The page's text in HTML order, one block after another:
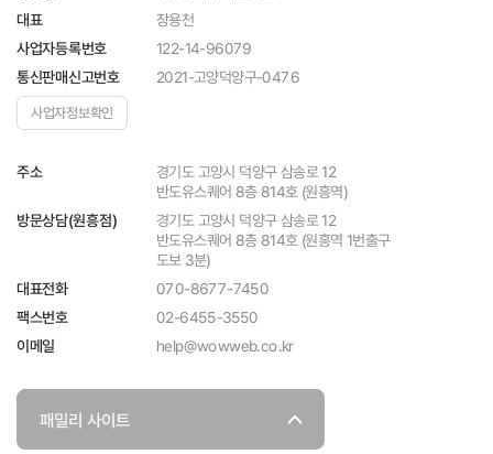
대표 장용천
사업자등록번호 122-14-96079
통신판매신고번호 2021-고양덕양구-0476
사업자정보확인
주소 경기도 고양시 덕양구 삼송로 12
반도유스퀘어 8층 814호 (원흥역)
방문상담(원흥점) 경기도 고양시 덕양구 삼송로 12
반도유스퀘어 8층 814호 (원흥역 1번출구
도보 3분)
대표전화 070-8677-7450
팩스번호 02-6455-3550
이메일 help@wowweb.co.kr
패밀리 사이트